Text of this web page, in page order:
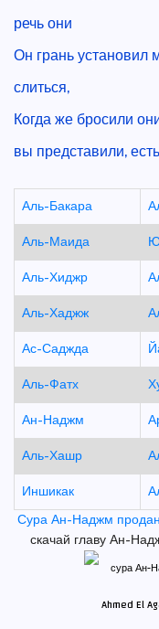
речь они
Он грань установил
слиться,
Когда же бросили
вы представили,
Аль-Бакара
Аль-Маида
Аль-Хиджр
Аль-Хаджж
Ас-Саджда
Аль-Фатх
Ан-Наджм
Аль-Хашр
Иншикак
Сура Ан-Наджм
скачай главу Ан-